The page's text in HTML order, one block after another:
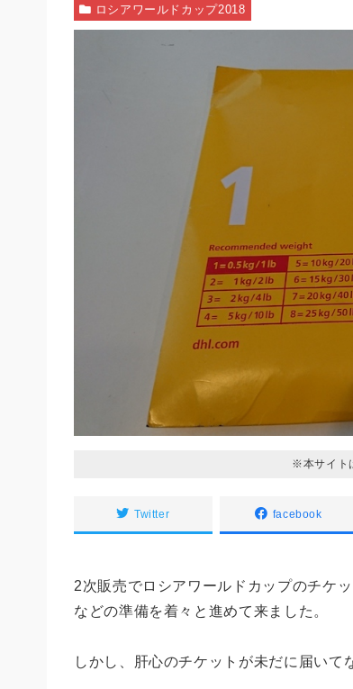
ロシアワールドカップ2018
※本サイト
Twitter facebook
2次販売でロシアワールドカップのチケ
などの準備を着々と進めて来ました。
しかし、肝心のチケットが未だに届いて